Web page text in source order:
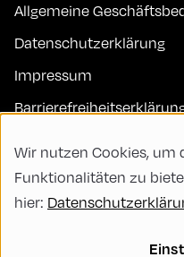
Allgemeine
Datenschutzerklärung
Impressum
FAQs
Code of Conduct
Wir nutzen Cookies, um
Funktionalitäten zu
hier: